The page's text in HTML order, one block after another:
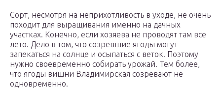
Сорт, несмотря на неприхотливость в уходе, не очень
походит для выращивания именно на дачных
участках. Конечно, если хозяева не проводят там все
лето. Дело в том, что созревшие ягоды могут
запекаться на солнце и осыпаться с веток. Поэтому
нужно своевременно собирать урожай. Тем более,
что ягоды вишни Владимирская созревают не
одновременно.